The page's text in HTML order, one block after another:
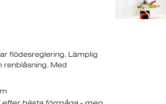
flödesreglering. Lämplig
renblåsning. Med